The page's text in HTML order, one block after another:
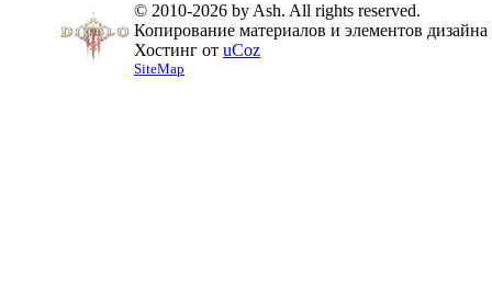
© 2010-2026 by Ash. All rights reserved.
Копирование материалов и элементов
Хостинг от uCoz
SiteMap